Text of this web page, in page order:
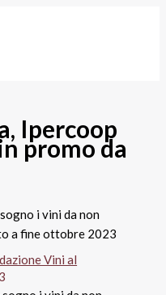
Ipercoop
promo da
Vini al